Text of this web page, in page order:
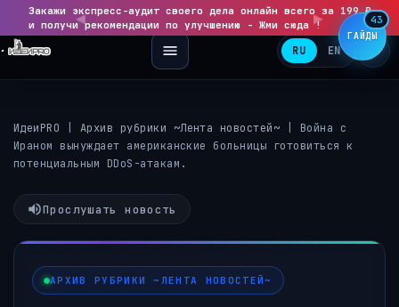
◀
Закажи экспресс-аудит своего дела онлайн всего за 199 ₽
и получи рекомендации по улучшению - Жми сюда !
▶
RU EN
ИдеиPRO Архив рубрики ~Лента новостей~
Война с
Ираном вынуждает американские больницы готовиться к
потенциальным DDoS-атакам.
Прослушать новость
АРХИВ РУБРИКИ ~ЛЕНТА НОВОСТЕЙ~
ГАЙДЫ
43